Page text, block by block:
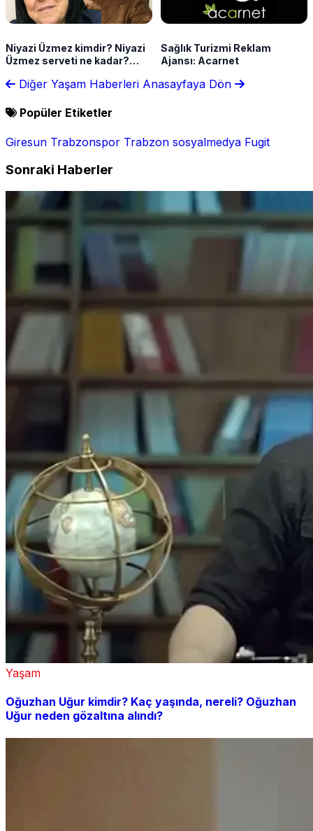
Niyazi Üzmez kimdir? Niyazi
Üzmez serveti ne kadar?
gündemde
Sağlık Turizmi Reklam
Ajansı: Acarnet
Diğer Yaşam Haberleri Anasayfaya Dön
Popüler Etiketler
Giresun Trabzonspor Trabzon sosyalmedya Fugit
Sonraki Haberler
Yaşam
Oğuzhan Uğur kimdir? Kaç yaşında, nereli? Oğuzhan
Uğur neden gözaltına alındı?